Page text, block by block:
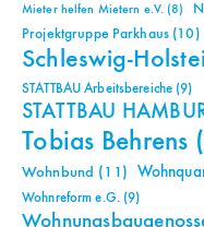
Mieter helfen Mietern e.V. (8)
Projektgruppe Parkhaus (10)
Schleswig-
STATTBAU Arbeitsbereiche (9)
STATTBAU
Tobias Behrens
Wohnbund (11)
Wohnreform e.G.(9)